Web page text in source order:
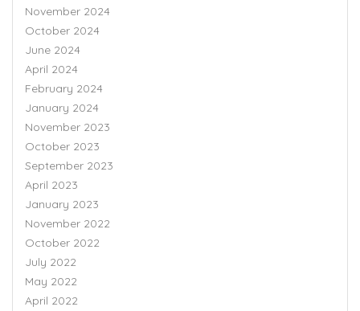
November 2024
October 2024
June 2024
April 2024
February 2024
January 2024
November 2023
October 2023
September 2023
April 2023
January 2023
November 2022
October 2022
July 2022
May 2022
April 2022